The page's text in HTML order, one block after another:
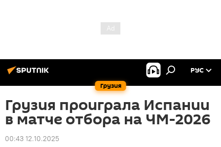
Грузия
РУС
Грузия проиграла Испании
в матче отбора на ЧМ-2026
00:43 12.10.2025